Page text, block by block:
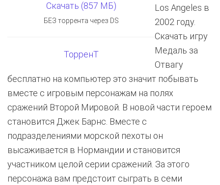
Скачать (857 МБ)
БЕЗ торрента через DS
ТорренТ
Los Angeles в
2002 году.
Скачать игру
Медаль за
Отвагу
бесплатно на компьютер это значит побывать
вместе с игровым персонажам на полях
сражений Второй Мировой. В новой части героем
становится Джек Барнс. Вместе с
подразделениями морской пехоты он
высаживается в Нормандии и становится
участником целой серии сражений. За этого
персонажа вам предстоит сыграть в семи